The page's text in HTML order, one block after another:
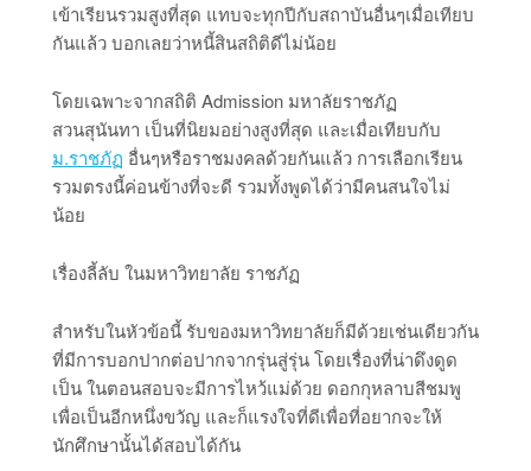
เข้าเรียนรวมสูงที่สุด แทบจะทุกปีกับสถาบันอื่นๆเมื่อเทียบ
กันแล้ว บอกเลยว่าหนี้สินสถิติดีไม่น้อย
โดยเฉพาะจากสถิติ Admission มหาลัยราชภัฏ
สวนสุนันทา เป็นที่นิยมอย่างสูงที่สุด และเมื่อเทียบกับ
ม.ราชภัฏ อื่นๆหรือราชมงคลด้วยกันแล้ว การเลือกเรียน
รวมตรงนี้ค่อนข้างที่จะดี รวมทั้งพูดได้ว่ามีคนสนใจไม่
น้อย
เรื่องลี้ลับ ในมหาวิทยาลัย ราชภัฏ
สำหรับในหัวข้อนี้ รับของมหาวิทยาลัยก็มีด้วยเช่นเดียวกัน
ที่มีการบอกปากต่อปากจากรุ่นสู่รุ่น โดยเรื่องที่น่าดึงดูด
เป็น ในตอนสอบจะมีการไหว้แม่ด้วย ดอกกุหลาบสีชมพู
เพื่อเป็นอีกหนึ่งขวัญ และก็แรงใจที่ดีเพื่อที่อยากจะให้
นักศึกษานั้นได้สอบได้กัน